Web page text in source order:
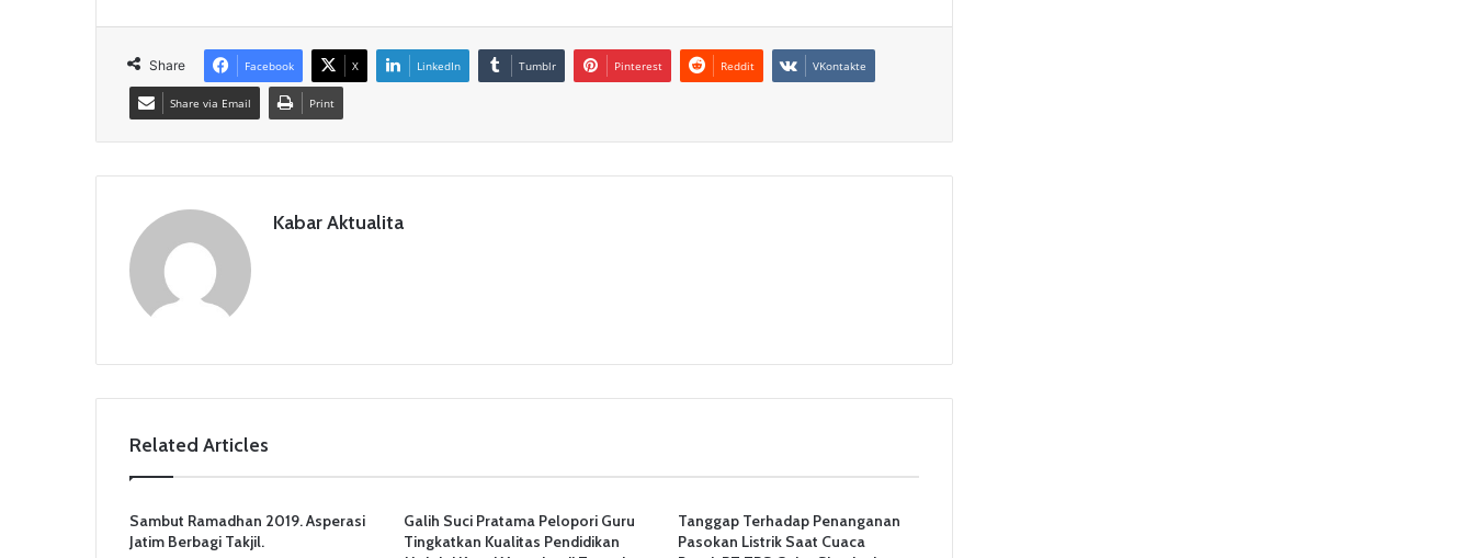
c
e
b
o
k
itt
er
at
s
A
p
e
gr
a
m
ar
e
Share Facebook X LinkedIn Tumblr Pinterest Reddit VKontakte
Share via Email Print
Kabar Aktualita
Related Articles
Sambut Ramadhan 2019. Asperasi
Jatim Berbagi Takjil.
Galih Suci Pratama Pelopori Guru
Tingkatkan Kualitas Pendidikan
Tanggap Terhadap Penanganan
Pasokan Listrik Saat Cuaca